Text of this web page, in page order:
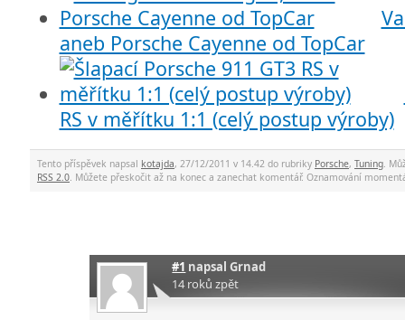
aneb Porsche Cayenne od TopCar
RS v měřítku 1:1 (celý postup výroby)
Tento příspěvek napsal kotajda, 27/12/2011 v 14.42 do rubriky Porsche, Tuning.
RSS 2.0. Můžete přeskočit až na konec a zanechat komentář. Oznamování
#1 napsalGrnad
14 roků zpět